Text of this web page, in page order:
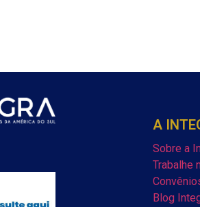
A
Sobre a
Trabalhe
Blog